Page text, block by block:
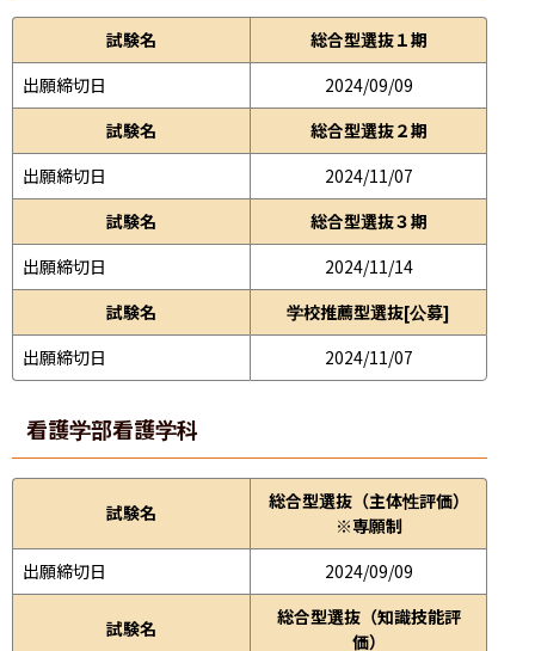
試験名
総合型選抜１期
出願締切日
2024/09/09
試験名
総合型選抜２期
出願締切日
2024/11/07
試験名
総合型選抜３期
出願締切日
2024/11/14
試験名
学校推薦型選抜[公募]
出願締切日
2024/11/07
看護学部看護学科
試験名
総合型選抜（主体性評価）
※専願制
出願締切日
2024/09/09
試験名
総合型選抜（知識技能評
価）